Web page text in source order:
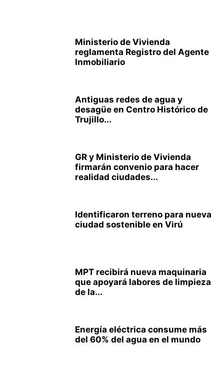
Ministerio de Vivienda
reglamenta Registro del Agente
Inmobiliario
Antiguas redes de agua y
desagüe en Centro Histórico de
Trujillo...
GR y Ministerio de Vivienda
firmarán convenio para hacer
realidad ciudades...
Identificaron terreno para nueva
ciudad sostenible en Virú
MPT recibirá nueva maquinaria
que apoyará labores de limpieza
de la...
Energía eléctrica consume más
del 60% del agua en el mundo